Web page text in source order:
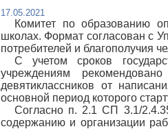
17.05.2021
Комитет по образованию
школах. Формат согласован с
потребителей и благополучия
С учетом сроков
учреждениям
девятиклассников от
основной период которого
Согласно п. 2.1 СП 3.1/
содержанию и организации